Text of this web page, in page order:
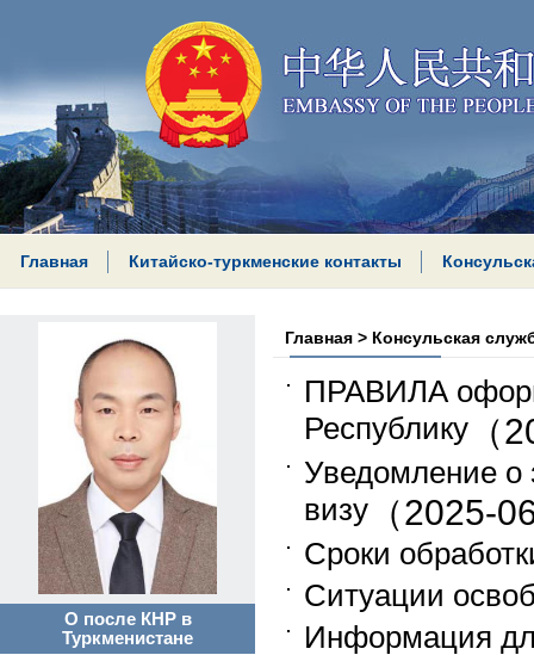
Главная Китайско-туркменские контакты
О после КНР в
Туркменистане
Главная > Консульская
ПРАВИЛА
Республику （
Уведомление о
визу （2025-
Сроки
Ситуации
Информация